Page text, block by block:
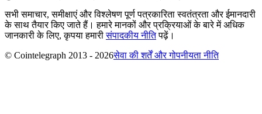
सभी समाचार, समीक्षाएं और विश्लेषण पूर्ण पत्रकारिता स्वतंत्रता और ईमानदारी
के साथ तैयार किए जाते हैं। हमारे मानकों और प्रक्रियाओं के बारे में अधिक
जानकारी के लिए, कृपया हमारीसंपादकीय नीतिपढ़ें।
© Cointelegraph 2013 - 2026सेवा की शर्तें और गोपनीयता नीति